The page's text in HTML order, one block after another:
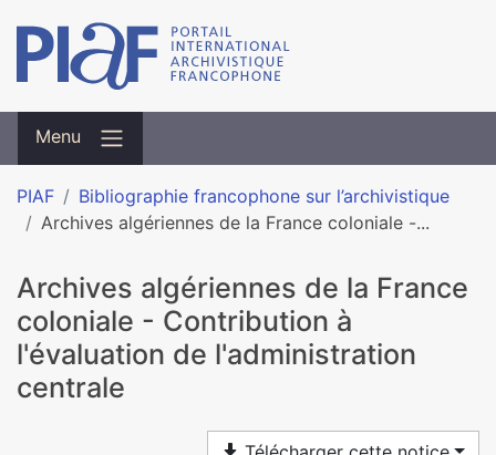
Menu
PIAF
Bibliographie francophone sur l’archivistique
Archives algériennes de la France coloniale -...
Archives algériennes de la France
coloniale - Contribution à
l'évaluation de l'administration
centrale